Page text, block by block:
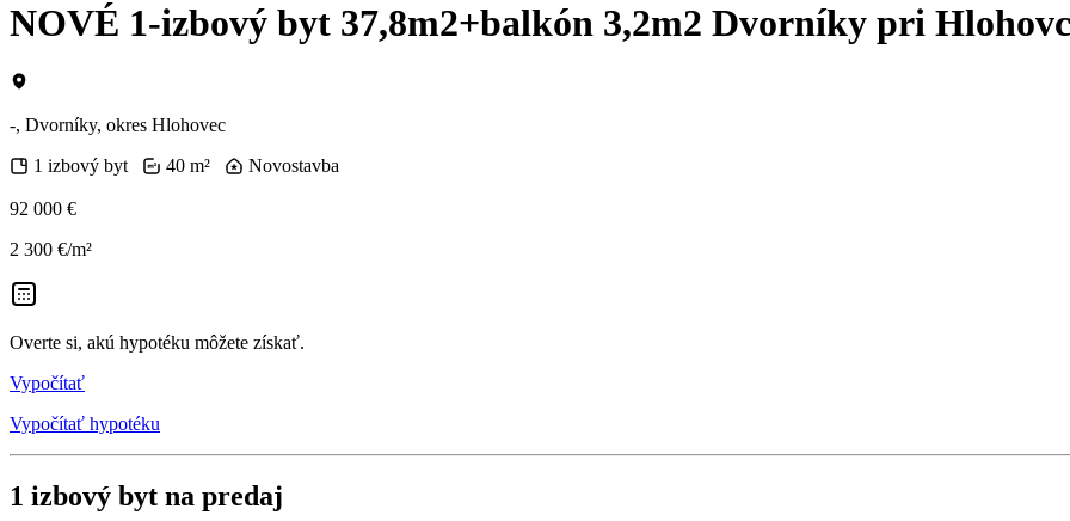
NOVÉ 1-izbový byt 37,8m2+balkón 3,2m2 Dvorníky pri
-, Dvorníky, okres Hlohovec
1 izbový byt
40 m² Novostavba
92 000 €
2 300 €/m²
Overte si, akú hypotéku môžete získať.
Vypočítať
Vypočítať hypotéku
1 izbový byt na predaj